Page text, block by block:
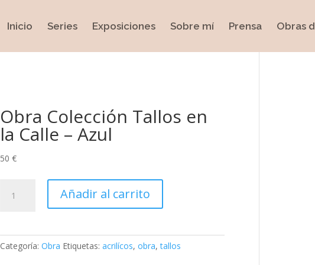
Inicio Series Exposiciones Sobre mí Prensa Obras
Obra Colección Tallos en
la Calle – Azul
50 €
Colección
Añadir al carrito
Categoría:Obra Etiquetas:acrilícos,obra,tallos